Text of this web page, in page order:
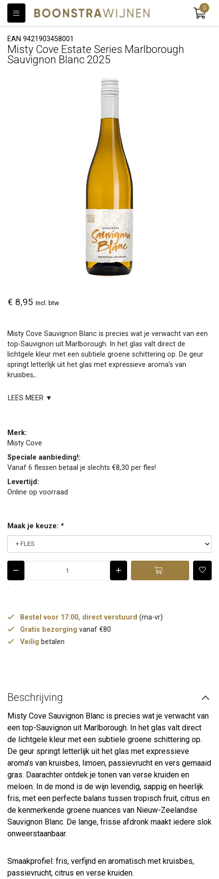
0
EAN 9421903458001
Misty Cove Estate Series Marlborough
Sauvignon Blanc 2025
€ 8,95 Incl. btw
Misty Cove Sauvignon Blanc is precies wat je verwacht van een
top-Sauvignon uit Marlborough. In het glas valt direct de
lichtgele kleur met een subtiele groene schittering op. De geur
springt letterlijk uit het glas met expressieve aroma’s van
kruisbes,..
LEES MEER ▼
Merk:
Misty Cove
Speciale aanbieding!:
Vanaf 6 flessen betaal je slechts €8,30 per fles!
Levertijd:
Online op voorraad
Maak je keuze: *
.
Bestel voor 17:00, direct verstuurd (ma-vr)
Gratis bezorging vanaf €80
Veilig betalen
Beschrijving
Misty Cove Sauvignon Blanc is precies wat je verwacht van
een top-Sauvignon uit Marlborough. In het glas valt direct
de lichtgele kleur met een subtiele groene schittering op.
De geur springt letterlijk uit het glas met expressieve
aroma’s van kruisbes, limoen, passievrucht en vers gemaaid
gras. Daarachter ontdek je tonen van verse kruiden en
meloen. In de mond is de wijn levendig, sappig en heerlijk
fris, met een perfecte balans tussen tropisch fruit, citrus en
de kenmerkende groene nuances van Nieuw-Zeelandse
Sauvignon Blanc. De lange, frisse afdronk maakt iedere slok
onweerstaanbaar.
Smaakprofiel: fris, verfijnd en aromatisch met kruisbes,
passievrucht, citrus en verse kruiden.